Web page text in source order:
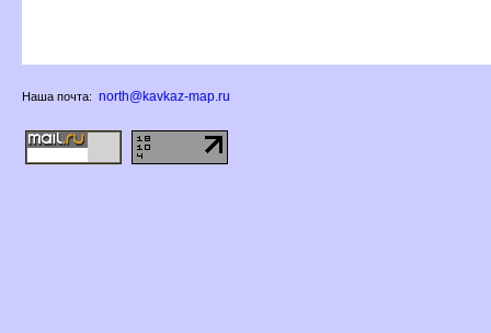
Наша почта: north@kavkaz-map.ru